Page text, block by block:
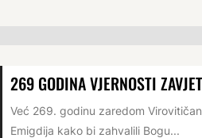
269 GODINA VJERNOSTI
Već 269. godinu zaredom
Emigdija kako bi zahvalili Bogu...